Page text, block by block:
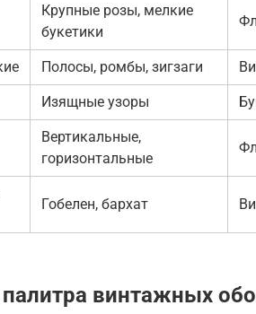
Крупные розы, мелкие
букетики
Полосы, ромбы, зигзаги
Изящные узоры
Вертикальные,
горизонтальные
Гобелен, бархат
винтажных